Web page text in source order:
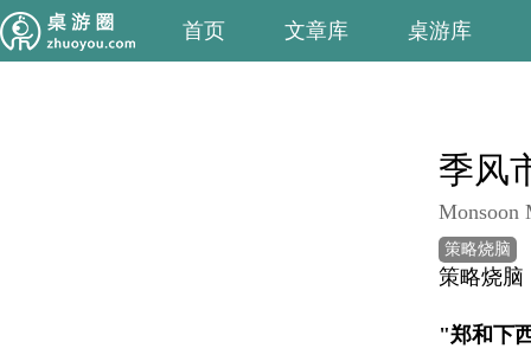
首页 文章库 桌游库
季风
Monsoon
策略烧脑
策略烧脑
"郑和下